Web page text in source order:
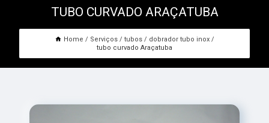
TUBO CURVADO ARAÇATUBA
Home Serviços tubos
dobrador tubo inox
tubo curvado Araçatuba